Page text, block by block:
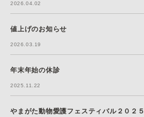
2026.04.02
値上げのお知らせ
2026.03.19
年末年始の休診
2025.11.22
やまがた動物愛護フェスティバル２０２５